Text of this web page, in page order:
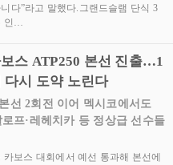
다”라고 말했다.그랜드슬램 단식 3
인…
스 ATP250 본선 진출…1
다시 도약 노린다
선 2회전 이어 멕시코에서도
프·레헤치카 등 정상급 선수들
보스 대회에서 예선 통과해 본선에